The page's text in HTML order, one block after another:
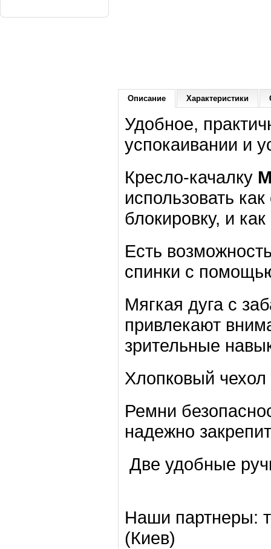
Описание Характеристики
Удобное,
успокаивании и
Кресло-качалку
использовать
блокировку, и
Есть
спинки с
Мягкая дуга с
привлекают
зрительные
Хлопковый чехол
Ремни
надежно
Две удобные
Наши партнеры:
(Киев)